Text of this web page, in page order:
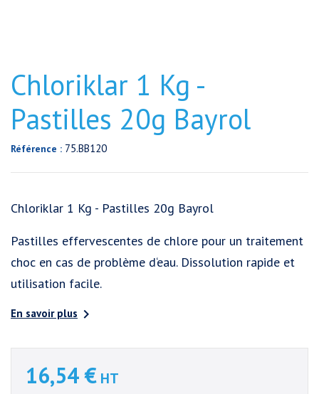
Chloriklar 1 Kg -
Pastilles 20g Bayrol
Référence : 75.BB120
Chloriklar 1 Kg - Pastilles 20g Bayrol
Pastilles effervescentes de chlore pour un traitement
choc en cas de problème d‘eau. Dissolution rapide et
utilisation facile.
En savoir plus 
16,54 € HT